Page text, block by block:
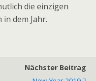
die einzigen
dem Jahr.
Nächster Beitrag